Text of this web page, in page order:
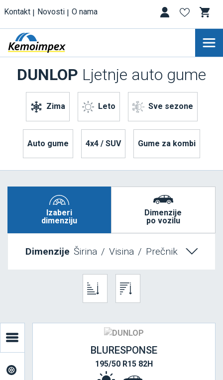
Kontakt Novosti O nama
Zima Leto Sve sezone
DUNLOP Ljetnje auto gume
Auto gume 4x4 / SUV Gume za kombi
Izaberi
dimenziju
Dimenzije Širina / Visina / Prečnik
Dimenzije
po vozilu
BLURESPONSE
195/50 R15 82H